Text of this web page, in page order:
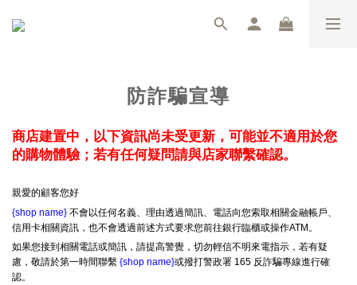
防詐騙宣導
商店建置中，以下資訊尚未受更新，可能並不適用於您
的購物體驗；若有任何疑問請與店家聯繫確認。
親愛的顧客您好
{shop name} 不會以任何名義、理由透過簡訊、電話向您索取相關金融帳戶、
信用卡相關資訊，也不會透過前述方式要求您前往銀行臨櫃或操作ATM。
如果您接到相關電話或簡訊，請提高警覺，切勿輕信不明來電指示，若有疑
慮，敬請於第一時間聯繫 {shop name}或撥打警政署 165 反詐騙專線進行確
認。